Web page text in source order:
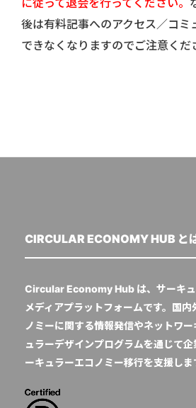
に従って退会を行ってください。
後は有料記事へのアクセス／コミ
できなくなりますのでご注意くだ
CIRCULAR ECONOMY HUB と
Circular Economy Hub は、サーキ
メディアプラットフォームです。国
ノミーに関する情報発信やネットワ
ュラーデザインプログラムを通じて
ーキュラーエコノミー移行を支援しま